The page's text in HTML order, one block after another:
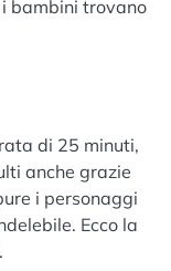
bambini trovano
di 25 minuti,
anche grazie
i personaggi
Ecco la
.